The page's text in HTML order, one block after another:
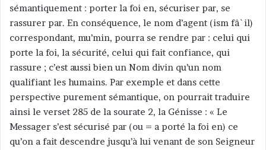
sémantiquement : porter la foi en, sécuriser par, se
rassurer par. En conséquence, le nom d’agent (ism fâ`il)
correspondant, mu’min, pourra se rendre par : celui qui
porte la foi, la sécurité, celui qui fait confiance, qui
rassure ; c’est aussi bien un Nom divin qu’un nom
qualifiant les humains. Par exemple et dans cette
perspective purement sémantique, on pourrait traduire
ainsi le verset 285 de la sourate 2, la Génisse : « Le
Messager s’est sécurisé par (ou = a porté la foi en) ce
qu’on a fait descendre jusqu’à lui venant de son Seigneur